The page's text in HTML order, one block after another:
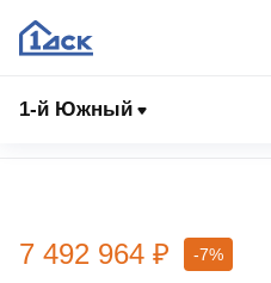
1-й Южный
Выбрать квартиру
7 492 964 ₽ -7%